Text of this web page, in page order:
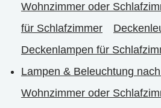
Wohnzimmer oder
für Schlafzimmer
Deckenlampen für
Lampen & Beleuchtung
Wohnzimmer oder